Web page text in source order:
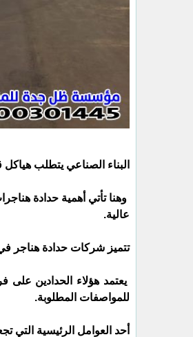
البناء الصناعي يتطلب
وهنا تأتي أهمية حدادة
عالية.
تتميز شركات حدادة هناجر
يعتمد هؤلاء الحدادين على
للمواصفات المطلوبة.
أحد العوامل الرئيسية